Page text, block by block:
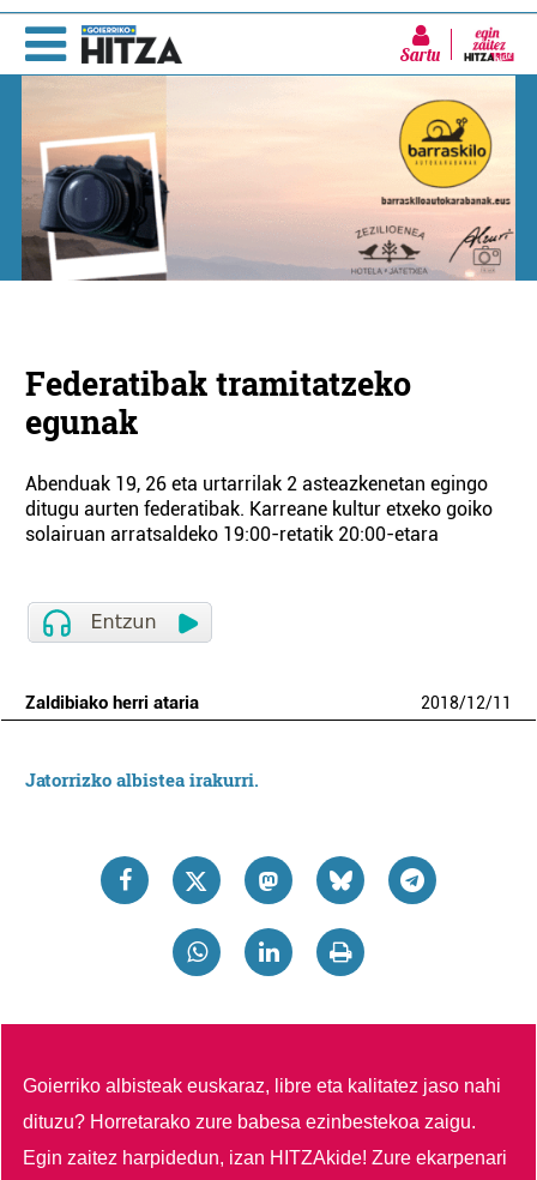
Sartu
Federatibak tramitatzeko
egunak
Abenduak 19, 26 eta urtarrilak 2 asteazkenetan egingo
ditugu aurten federatibak. Karreane kultur etxeko goiko
solairuan arratsaldeko 19:00-retatik 20:00-etara
Zaldibiako herri ataria 2018/12/11
Jatorrizko albistea irakurri.
Goierriko albisteak euskaraz, libre eta kalitatez jaso nahi
dituzu? Horretarako zure babesa ezinbestekoa zaigu.
Egin zaitez harpidedun, izan HITZAkide!Zure ekarpenari